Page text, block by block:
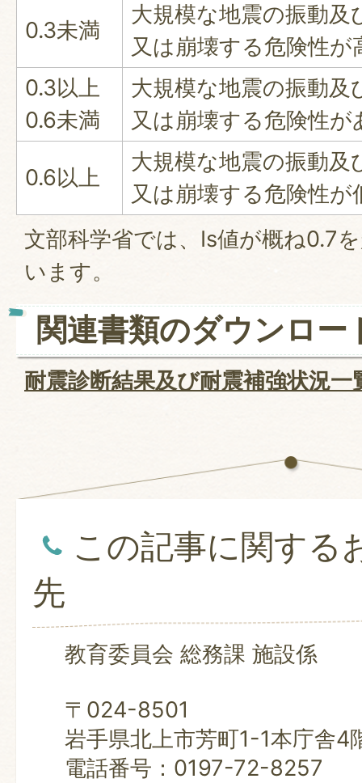
0.3未満
大規模な地震の振動及
又は崩壊する危険性が
0.3以上
0.6未満
大規模な地震の振動及
又は崩壊する危険性が
0.6以上
大規模な地震の振動及
又は崩壊する危険性が
文部科学省では、Is値が概ね0.7
います。
関連書類のダウンロー
耐震診断結果及び耐震補強状況
この記事に関する
先
教育委員会 総務課 施設係
〒024-8501
岩手県北上市芳町1-1本庁舎4
電話番号：0197-72-8257